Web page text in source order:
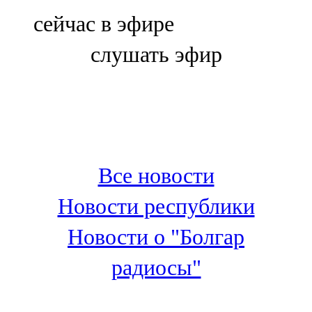
Болгар
100,3 FM
Зәй
106,6 FM
Кадыбаш
105,2 FM
сейчас в эфире
слушать эфир
Все новости
Новости республики
Новости о "Болгар
радиосы"